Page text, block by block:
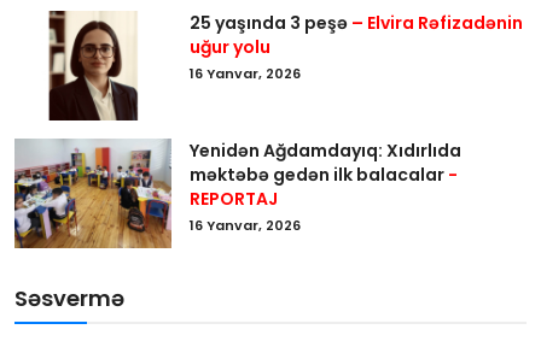
25 yaşında 3 peşə – Elvira Rəfizadənin
uğur yolu
16 Yanvar, 2026
Yenidən Ağdamdayıq: Xıdırlıda
məktəbə gedən ilk balacalar -
REPORTAJ
16 Yanvar, 2026
Səsvermə